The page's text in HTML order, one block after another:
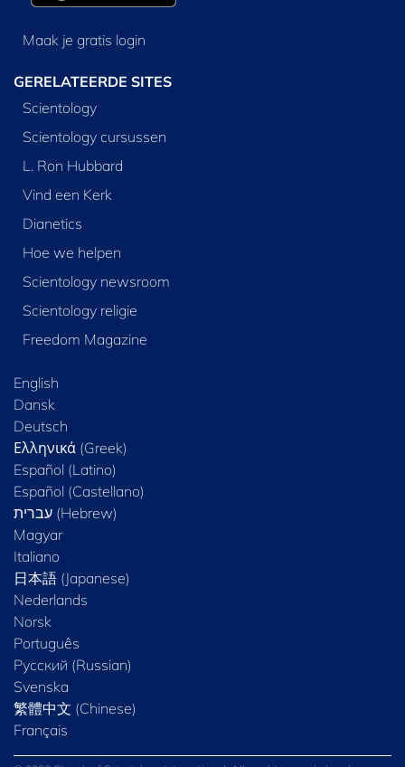
Maak je gratis login
GERELATEERDE SITES
Scientology
Scientology cursussen
L. Ron Hubbard
Vind een Kerk
Dianetics
Hoe we helpen
Scientology newsroom
Scientology religie
Freedom Magazine
English
Dansk
Deutsch
Ελληνικά (Greek)
Español (Latino)
Español (Castellano)
Magyar
Italiano
日本語 (Japanese)
Nederlands
Norsk
Português
Русский (Russian)
Svenska
繁體中文 (Chinese)
Français